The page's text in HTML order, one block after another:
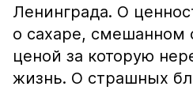
Ленинграда. О
о сахаре, смешанном
ценой за которую
жизнь. О страшных